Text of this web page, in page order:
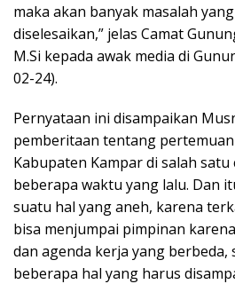
maka akan banyak masalah
diselesaikan,” jelas Camat
M.Si kepada awak media di
02-24).
Pernyataan ini disampaikan
pemberitaan tentang
Kabupaten Kampar di salah satu
beberapa waktu yang lalu. Dan
suatu hal yang aneh, karena
bisa menjumpai pimpinan
dan agenda kerja yang berbeda,
beberapa hal yang harus